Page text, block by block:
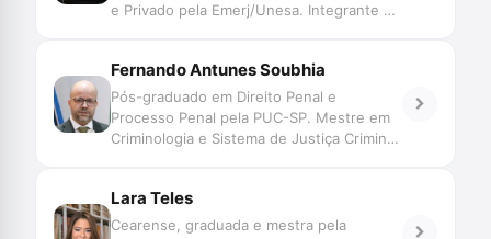
e Privado pela Emerj/Unesa. Integrante do
defensoria pública e sistema penal’.
Fernando Antunes Soubhia
Pós-graduado em Direito Penal e
Processo Penal pela PUC-SP. Mestre em
Criminologia e Sistema de Justiça Criminal
no Estado de Mato Grosso. Vice-Diretor
da ESDEP-MT. Professor de Criminologia.
Lara Teles
Cearense, graduada e mestra pela